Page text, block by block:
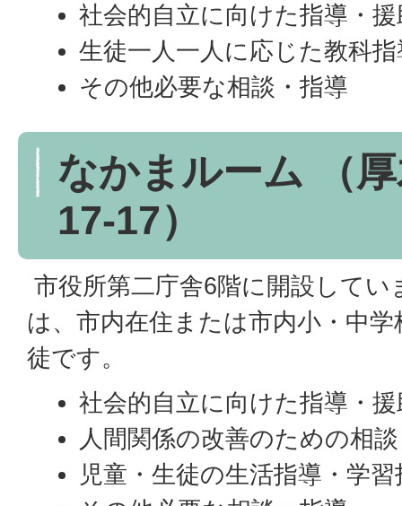
社会的自立に向けた指導・援
生徒一人一人に応じた教科指
その他必要な相談・指導
なかまルーム （
17-17）
市役所第二庁舎6階に開設してい
は、市内在住または市内小・中
徒です。
社会的自立に向けた指導・援
人間関係の改善のための相
児童・生徒の生活指導・学習